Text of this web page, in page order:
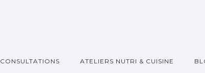
CONSULTATIONS ATELIERS NUTRI & CUISINE